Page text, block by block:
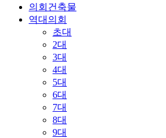
의회건축물
역대의회
초대
2대
3대
4대
5대
6대
7대
8대
9대